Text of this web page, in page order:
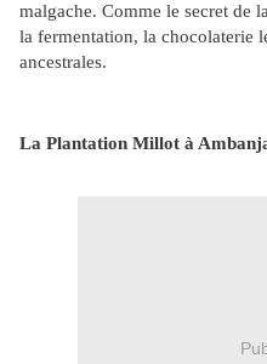
malgache. Comme le secret de
la fermentation, la chocolaterie
ancestrales.
La Plantation Millot à